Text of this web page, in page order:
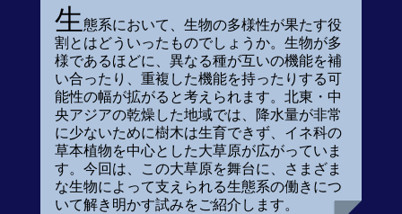
生態系において、生物の多様性が果たす役
割とはどういったものでしょうか。生物が多
様であるほどに、異なる種が互いの機能を補
い合ったり、重複した機能を持ったりする可
能性の幅が拡がると考えられます。北東・中
央アジアの乾燥した地域では、降水量が非常
に少ないために樹木は生育できず、イネ科の
草本植物を中心とした大草原が広がっていま
す。今回は、この大草原を舞台に、さまざま
な生物によって支えられる生態系の働きにつ
いて解き明かす試みをご紹介します。